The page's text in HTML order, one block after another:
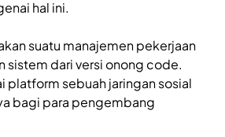
hal ini.
suatu manajemen pekerjaan
sistem dari versi onong code.
platform sebuah jaringan sosial
bagi para pengembang